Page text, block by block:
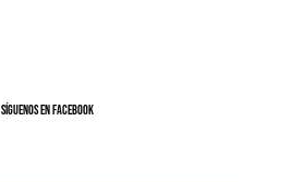
SíGUENOS EN FACEBOOK